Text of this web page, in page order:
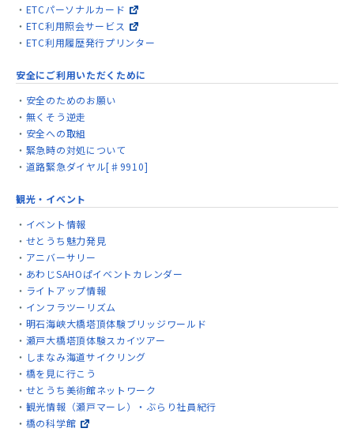
ETCパーソナルカード
ETC利用照会サービス
ETC利用履歴発行プリンター
安全にご利用いただくために
安全のためのお願い
無くそう逆走
安全への取組
緊急時の対処について
道路緊急ダイヤル[♯9910]
観光・イベント
イベント情報
せとうち魅力発見
アニバーサリー
あわじSAHOぱイベントカレンダー
ライトアップ情報
インフラツーリズム
明石海峡大橋塔頂体験ブリッジワールド
瀬戸大橋塔頂体験スカイツアー
しまなみ海道サイクリング
橋を見に行こう
せとうち美術館ネットワーク
観光情報（瀬戸マーレ）・ぶらり社員紀行
橋の科学館